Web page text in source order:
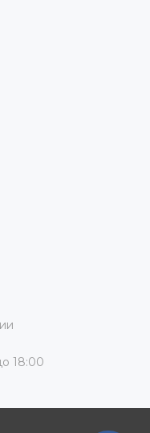
18:00